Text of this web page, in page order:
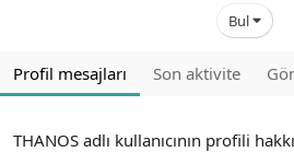
Bul
Profil mesajları Son aktivite
THANOS adlı kullanıcının profili